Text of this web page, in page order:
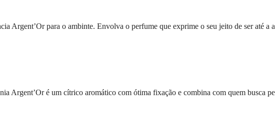
Argent’Or para o ambinte. Envolva o perfume que exprime o seu jeito de ser até a
Argent’Or é um cítrico aromático com ótima fixação e combina com quem busca